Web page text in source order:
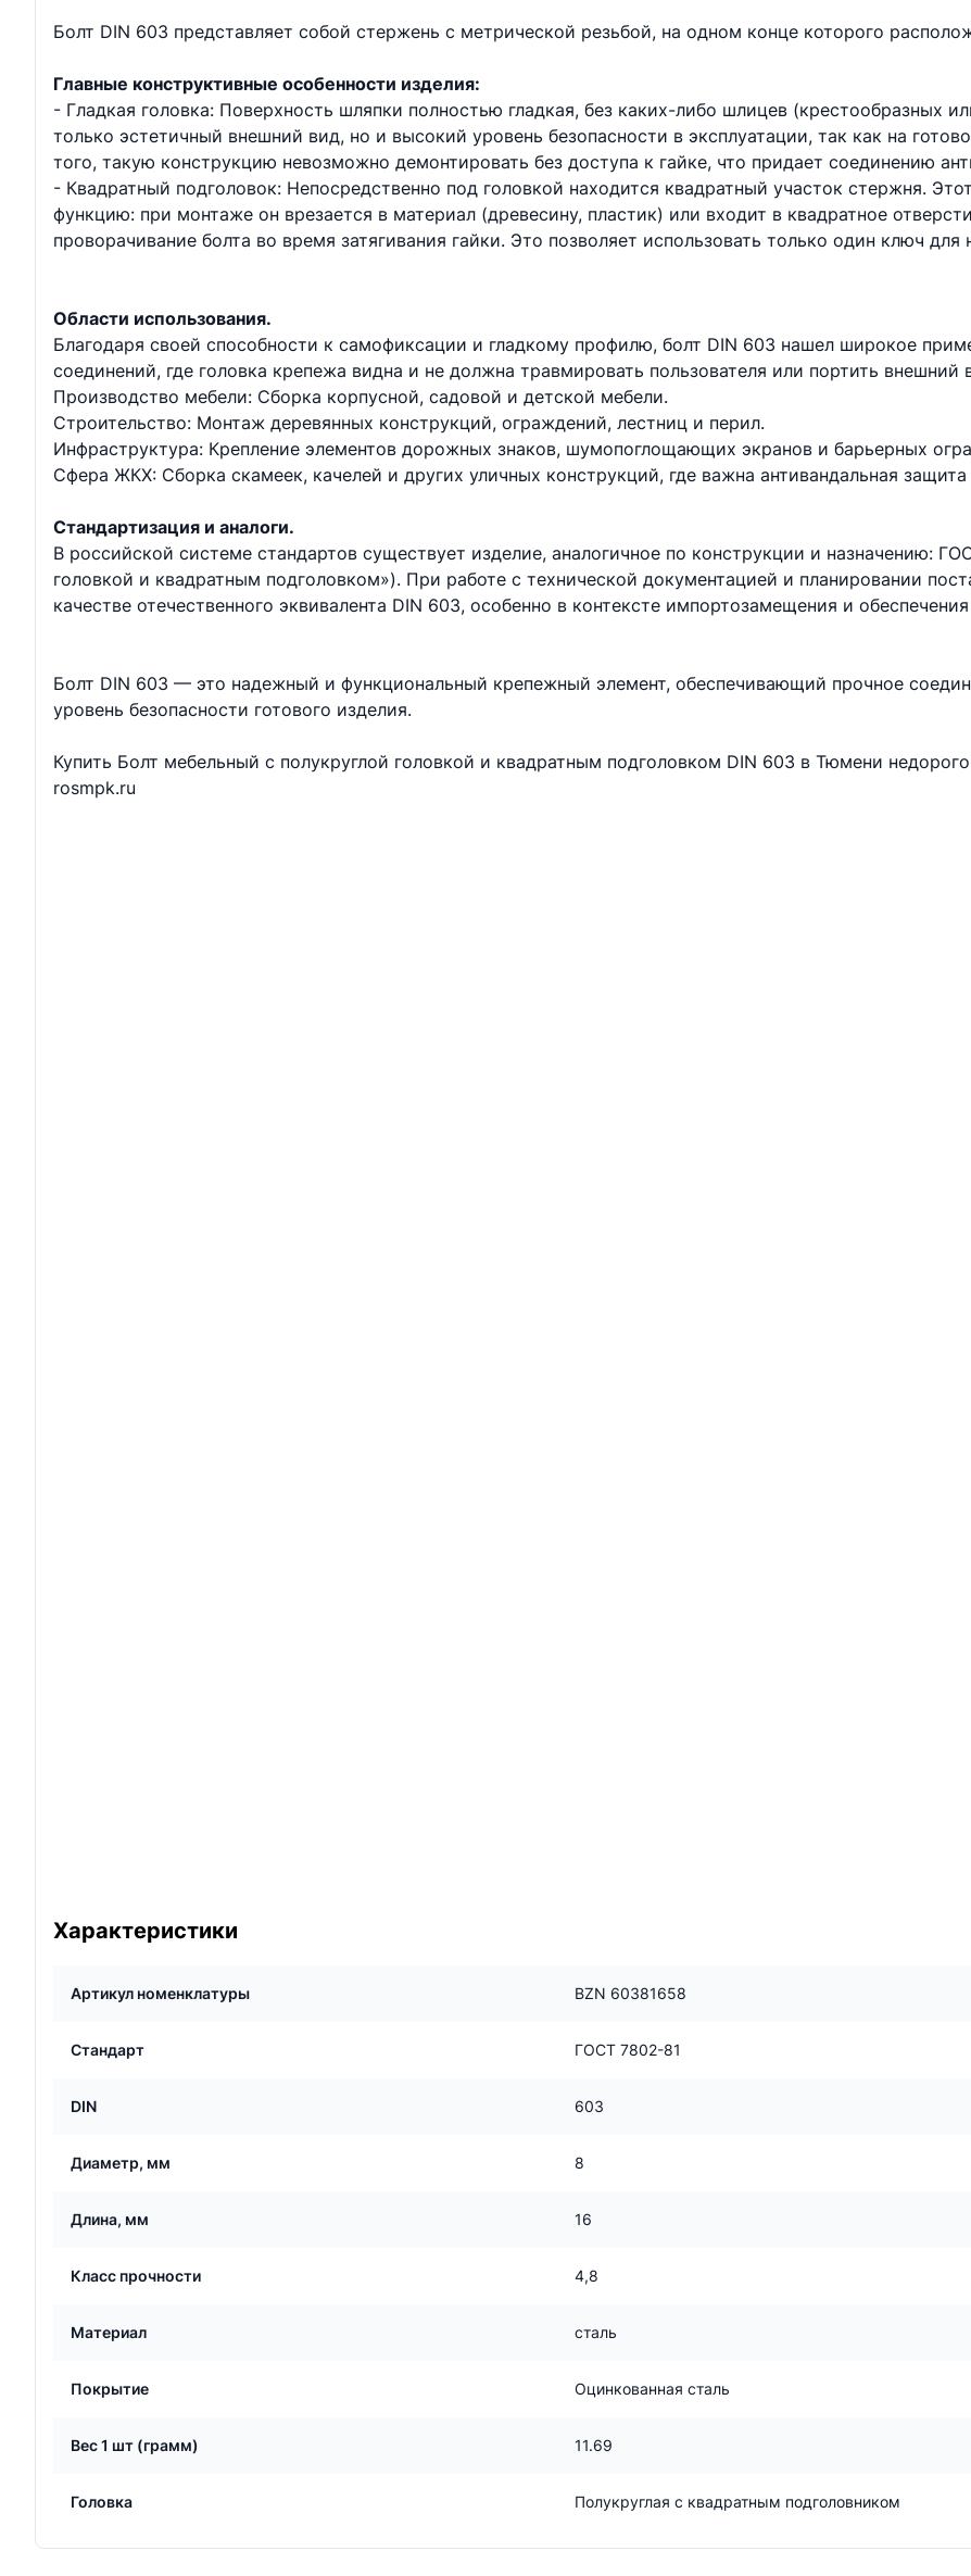
Болт DIN 603 представляет собой стержень с метрической резьбой, на одном конце которого
Главные конструктивные особенности изделия:
- Гладкая головка: Поверхность шляпки полностью гладкая, без каких-либо шлицев (крестообразных
только эстетичный внешний вид, но и высокий уровень безопасности в эксплуатации, так как на
того, такую конструкцию невозможно демонтировать без доступа к гайке, что придает соединению
- Квадратный подголовок: Непосредственно под головкой находится квадратный участок стержня.
функцию: при монтаже он врезается в материал (древесину, пластик) или входит в квадратное
проворачивание болта во время затягивания гайки. Это позволяет использовать только один ключ
Области использования.
Благодаря своей способности к самофиксации и гладкому профилю, болт DIN 603 нашел широкое
соединений, где головка крепежа видна и не должна травмировать пользователя или портить внешний
Производство мебели: Сборка корпусной, садовой и детской мебели.
Строительство: Монтаж деревянных конструкций, ограждений, лестниц и перил.
Инфраструктура: Крепление элементов дорожных знаков, шумопоглощающих экранов и барьерных
Сфера ЖКХ: Сборка скамеек, качелей и других уличных конструкций, где важна антивандальная защита
Стандартизация и аналоги.
В российской системе стандартов существует изделие, аналогичное по конструкции и назначению:
головкой и квадратным подголовком»). При работе с технической документацией и планировании
качестве отечественного эквивалента DIN 603, особенно в контексте импортозамещения и
Болт DIN 603 — это надежный и функциональный крепежный элемент, обеспечивающий прочное
уровень безопасности готового изделия.
Купить Болт мебельный с полукруглой головкой и квадратным подголовком DIN 603 в Тюмени
rosmpk.ru
Характеристики
Артикул номенклатуры BZN 60381658
Стандарт ГОСТ 7802-81
DIN 603
Диаметр, мм 8
Длина, мм 16
Класс прочности 4,8
Материал сталь
Покрытие Оцинкованная сталь
Вес 1 шт (грамм) 11.69
Головка Полукруглая с квадратным подголовником